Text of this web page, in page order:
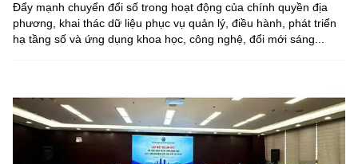
Đẩy mạnh chuyển đổi số trong hoạt động của chính quyền địa
phương, khai thác dữ liệu phục vụ quản lý, điều hành, phát triển
hạ tầng số và ứng dụng khoa học, công nghệ, đổi mới sáng...